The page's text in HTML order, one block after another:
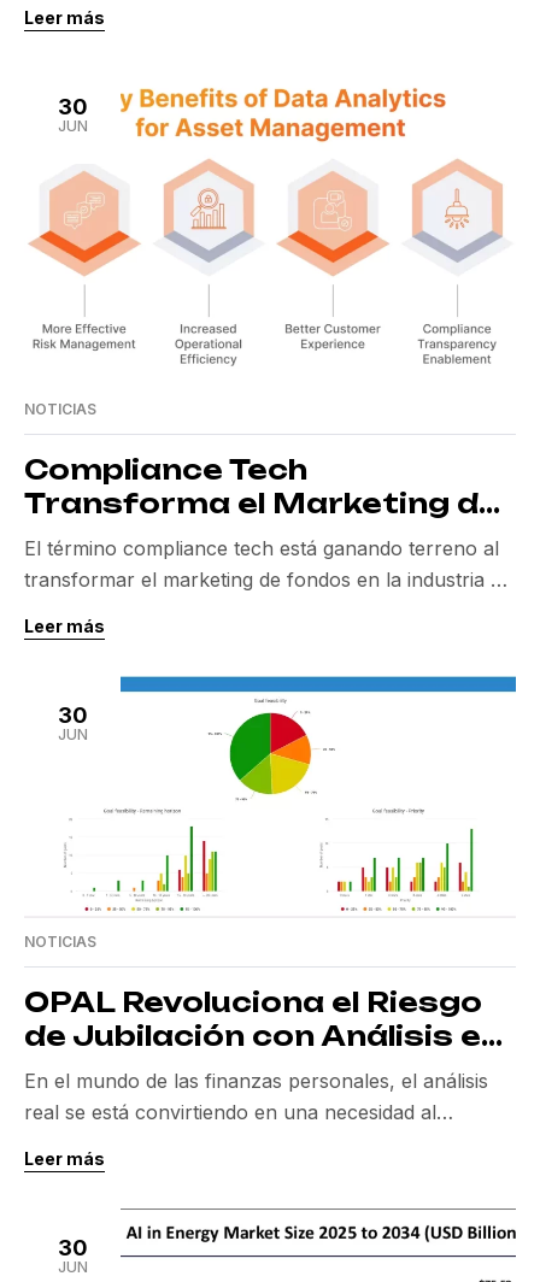
inversión tokenizada. Al salir de su estado de stealth,
EE.UU., está decidida a democratizar el acceso al
capital privado usando la tecnología blockchain en
Leer más
30
JUN
NOTICIAS
Compliance Tech
Transforma el Marketing de
Fondos
El término compliance tech está ganando terreno al
transformar el marketing de fondos en la industria de
enfoque cauteloso y conservador, ha comenzado a
adoptar tecnologías de cumplimiento para mejorar la
eficiencia operativa y reducir riesgos regulatorios.
Compliance Tech: Un Cambio Necesario en la
Gestión de Fondos […]
Leer más
30
JUN
NOTICIAS
OPAL Revoluciona el Riesgo
de Jubilación con Análisis en
Tiempo Real
En el mundo de las finanzas personales, el análisis
real se está convirtiendo en una necesidad al
Autoridad de Conducta Financiera del Reino Unido
intensificando su escrutinio sobre el asesoramiento
en ingresos de jubilación, las herramientas de
planificación financiera como OPAL, desarrollada por
Leer más
30
JUN